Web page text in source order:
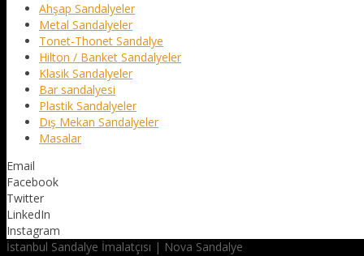
Ahşap Sandalyeler
Metal Sandalyeler
Tonet-Thonet Sandalye
Hilton / Banket Sandalyeler
Klasik Sandalyeler
Bar sandalyesi
Plastik Sandalyeler
Dış Mekan Sandalyeler
Masalar
Email
Facebook
Twitter
LinkedIn
Instagram
İstanbul Sandalye İmalatçısı | Nova Sandalye